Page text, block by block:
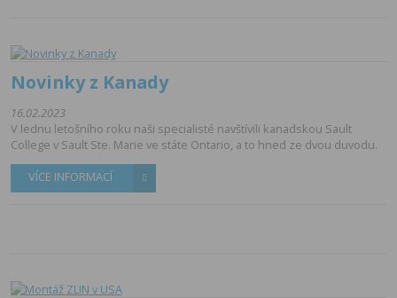
Novinky z Kanady
16.02.2023
V lednu letošního roku naši specialisté navštívili kanadskou Sault
College v Sault Ste. Marie ve státe Ontario, a to hned ze dvou duvodu.
VÍCE INFORMACÍ